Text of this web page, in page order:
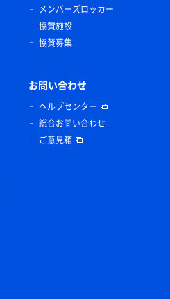
メンバーズロッカー
協賛施設
協賛募集
お問い合わせ
ヘルプセンター
総合お問い合わせ
ご意見箱